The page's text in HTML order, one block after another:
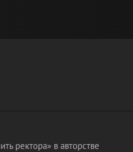
ректора» в авторстве